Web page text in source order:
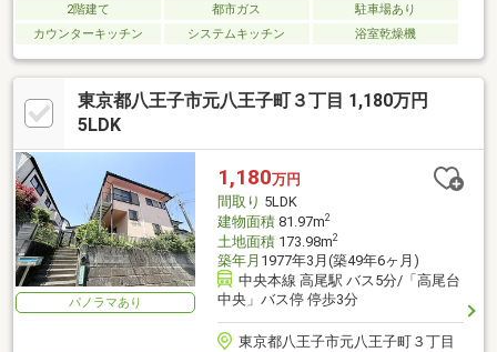
2階建て 都市ガス
駐車場あり
カウンターキッチン
システムキッチン 浴室乾燥機
東京都八王子市元八王子町３丁目 1,180万円
5LDK
パノラマあり
1,180万円
間取り 5LDK
建物面積81.97m2
土地面積173.98m2
築年月 1977年3月(築49年6ヶ月)
中央本線 高尾駅 バス5分/「高尾台
中央」バス停 停歩3分
東京都八王子市元八王子町３丁目